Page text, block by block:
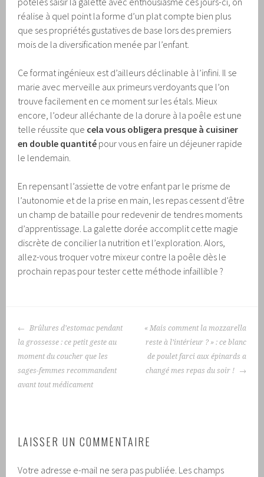
réalise à quel point la forme d’un plat compte bien plus
que ses propriétés gustatives de base lors des premiers
mois de la diversification menée par l’enfant.
Ce format ingénieux est d’ailleurs déclinable à l’infini. Il se
marie avec merveille aux primeurs verdoyants que l’on
trouve facilement en ce moment sur les étals. Mieux
encore, l’odeur alléchante de la dorure à la poêle est une
telle réussite que cela vous obligera presque à cuisiner
en double quantité pour vous en faire un déjeuner rapide
le lendemain.
En repensant l’assiette de votre enfant par le prisme de
l’autonomie et de la prise en main, les repas cessent d’être
un champ de bataille pour redevenir de tendres moments
d’apprentissage. La galette dorée accomplit cette magie
discrète de concilier la nutrition et l’exploration. Alors,
allez-vous troquer votre mixeur contre la poêle dès le
prochain repas pour tester cette méthode infaillible ?
NAVIGATION
DES
ARTICLES
Brûlures d’estomac pendant
la grossesse : ce petit geste au
moment du coucher que les
sages-femmes recommandent
avant tout médicament
« Mais comment la mozzarella
reste à l’intérieur ? » : ce blanc
de poulet farci aux épinards a
changé mes repas du soir !
LAISSER UN COMMENTAIRE
Votre adresse e-mail ne sera pas publiée. Les champs